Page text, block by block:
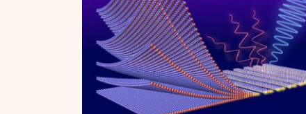
Aplinka
Energetika
Ekonomika
Politika
Žemės ūkis
Technologijos
Laisvalaikis